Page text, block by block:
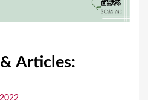
Articles: